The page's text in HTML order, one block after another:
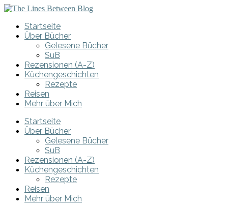
Startseite
Über Bücher
Gelesene Bücher
SuB
Rezensionen (A-Z)
Küchengeschichten
Rezepte
Reisen
Mehr über Mich
Startseite
Über Bücher
Gelesene Bücher
SuB
Rezensionen (A-Z)
Küchengeschichten
Rezepte
Reisen
Mehr über Mich